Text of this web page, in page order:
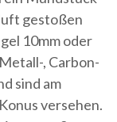
gestoßen
10mm oder
, Carbon-
sind am
versehen.